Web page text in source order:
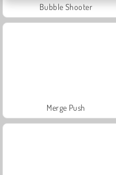
Bubble Shooter
Merge Push